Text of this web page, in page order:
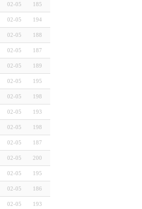
02-05 185
02-05 194
02-05 188
02-05 187
02-05 189
02-05 195
02-05 198
02-05 193
02-05 198
02-05 187
02-05 200
02-05 195
02-05 186
02-05 193